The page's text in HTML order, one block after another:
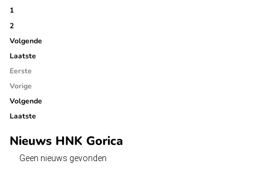
1
2
Volgende
Laatste
Eerste
Vorige
Volgende
Laatste
Nieuws HNK Gorica
Geen nieuws gevonden